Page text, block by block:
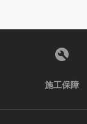
施工保障